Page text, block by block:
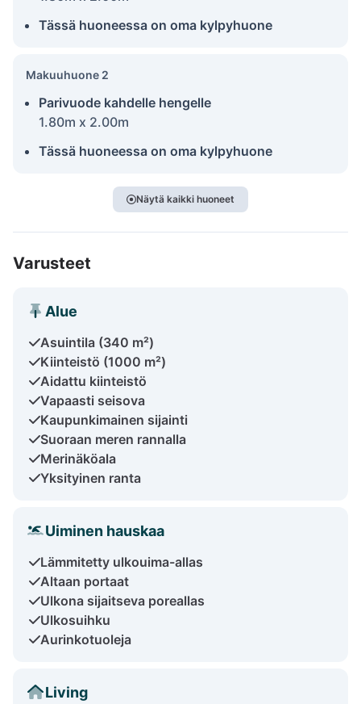
Tässä huoneessa on oma kylpyhuone
Makuuhuone 2
Parivuode kahdelle hengelle
1.80m x 2.00m
Tässä huoneessa on oma kylpyhuone
Näytä kaikki huoneet
Varusteet
Alue
Asuintila (340 m²)
Kiinteistö (1000 m²)
Aidattu kiinteistö
Vapaasti seisova
Kaupunkimainen sijainti
Suoraan meren rannalla
Merinäköala
Yksityinen ranta
Uiminen hauskaa
Lämmitetty ulkouima-allas
Altaan portaat
Ulkona sijaitseva poreallas
Ulkosuihku
Aurinkotuoleja
Living